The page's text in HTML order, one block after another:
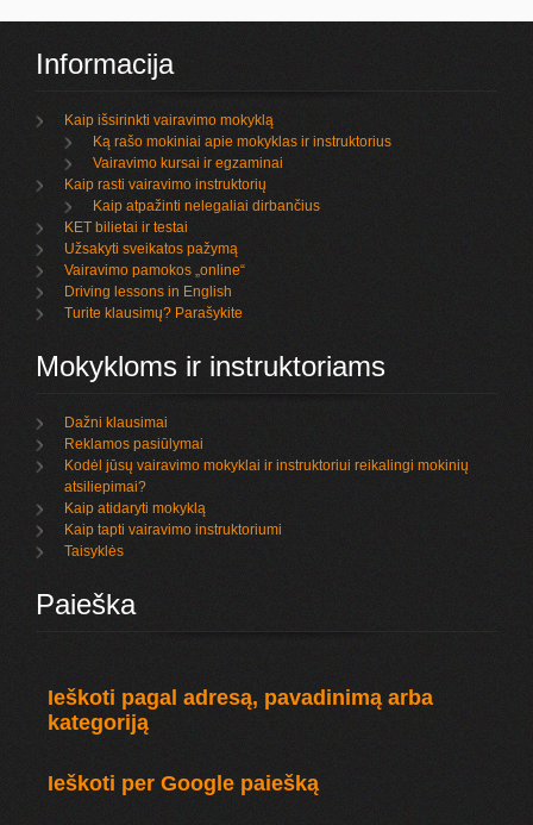
Informacija
Kaip išsirinkti vairavimo mokyklą
Ką rašo mokiniai apie mokyklas ir instruktorius
Vairavimo kursai ir egzaminai
Kaip rasti vairavimo instruktorių
Kaip atpažinti nelegaliai dirbančius
KET bilietai ir testai
Užsakyti sveikatos pažymą
Vairavimo pamokos „online“
Driving lessons in English
Turite klausimų? Parašykite
Mokykloms ir instruktoriams
Dažni klausimai
Reklamos pasiūlymai
Kodėl jūsų vairavimo mokyklai ir instruktoriui reikalingi mokinių
atsiliepimai?
Kaip atidaryti mokyklą
Kaip tapti vairavimo instruktoriumi
Taisyklės
Paieška
Ieškoti pagal adresą, pavadinimą arba
kategoriją
Ieškoti per Google paiešką